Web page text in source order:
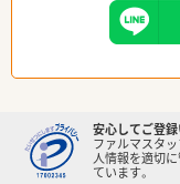
安心してご登
ファルマスタッ
人情報を適切
ています。